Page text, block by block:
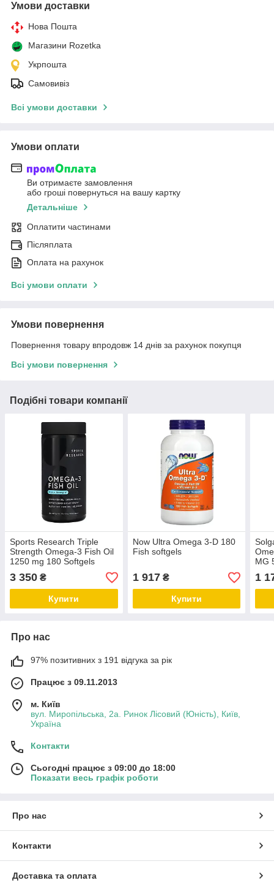
Умови доставки
Нова Пошта
Магазини Rozetka
Укрпошта
Самовивіз
Всі умови доставки
Умови оплати
Ви отримаєте замовлення
або гроші повернуться на вашу картку
Детальніше
Оплатити частинами
Післяплата
Оплата на рахунок
Всі умови оплати
Умови повернення
Повернення товару впродовж 14 днів за рахунок покупця
Всі умови повернення
Подібні товари компанії
Sports Research Triple
Strength Omega-3 Fish Oil
1250 mg 180 Softgels
3 350 ₴
Купити
Now Ultra Omega 3-D 180
Fish softgels
1 917₴
Купити
MG
1
Про нас
97% позитивних з 191 відгука за рік
Працює з 09.11.2013
м. Київ
вул. Миропільська, 2а. Ринок Лісовий (Юність), Київ,
Україна
Контакти
Сьогодні працює з 09:00 до 18:00
Показати весь графік роботи
Про нас
Контакти
Доставка та оплата